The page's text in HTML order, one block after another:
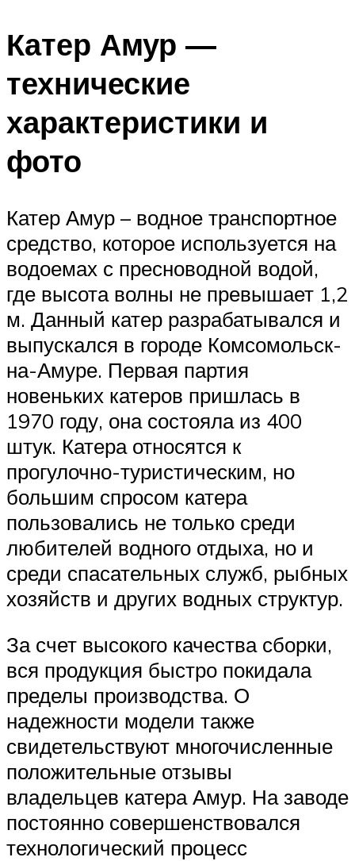
Катер Амур —
технические
характеристики и
фото
Катер Амур – водное транспортное
средство, которое используется на
водоемах с пресноводной водой,
где высота волны не превышает 1,2
м. Данный катер разрабатывался и
выпускался в городе Комсомольск-
на-Амуре. Первая партия
новеньких катеров пришлась в
1970 году, она состояла из 400
штук. Катера относятся к
прогулочно-туристическим, но
большим спросом катера
пользовались не только среди
любителей водного отдыха, но и
среди спасательных служб, рыбных
хозяйств и других водных структур.
За счет высокого качества сборки,
вся продукция быстро покидала
пределы производства. О
надежности модели также
свидетельствуют многочисленные
положительные отзывы
владельцев катера Амур. На заводе
постоянно совершенствовался
технологический процесс